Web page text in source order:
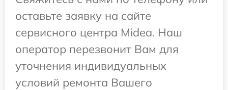
оставьте заявку на сайте
сервисного центра Midea. Наш
оператор перезвонит Вам для
уточнения индивидуальных
условий ремонта Вашего